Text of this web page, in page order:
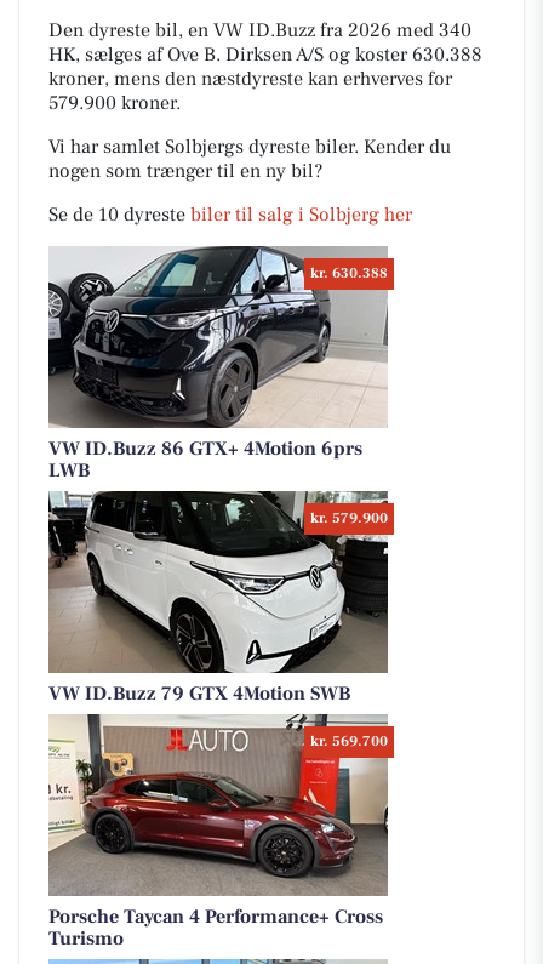
Den dyreste bil, en VW ID.Buzz fra 2026 med 340
HK, sælges af Ove B. Dirksen A/S og koster 630.388
kroner, mens den næstdyreste kan erhverves for
579.900 kroner.
Vi har samlet Solbjergs dyreste biler. Kender du
nogen som trænger til en ny bil?
Se de 10 dyreste biler til salg i Solbjerg her
kr. 630.388
VW ID.Buzz 86 GTX+ 4Motion 6prs
LWB
kr. 579.900
VW ID.Buzz 79 GTX 4Motion SWB
kr. 569.700
Porsche Taycan 4 Performance+ Cross
Turismo